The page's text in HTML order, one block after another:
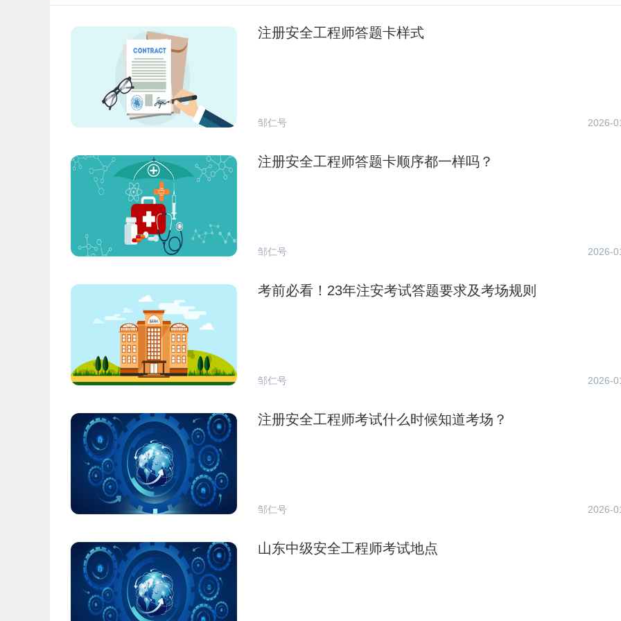
注册安全工程师答题卡样式
邹仁号 2026-
注册安全工程师答题卡顺序都一样吗？
邹仁号 2026-
考前必看！23年注安考试答题要求及考场规则
邹仁号 2026-
注册安全工程师考试什么时候知道考场？
邹仁号 2026-
山东中级安全工程师考试地点